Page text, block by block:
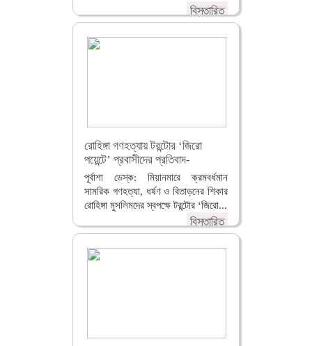
বিস্তারিত
রোহিঙ্গা গণহত্যায় টরন্টোর ‘জিরো
পয়েন্টে’ প্রবাসীদের প্রতিবাদ-
পূর্বাশা ডেস্ক: মিয়ানমারে ক্রমবর্ধমান
সামরিক গণহত্যা, ধর্ষণ ও বিতাড়নের শিকার
রোহিঙ্গা মুসলিমদের স্বপক্ষে টরন্টোর ‘জিরো...
বিস্তারিত